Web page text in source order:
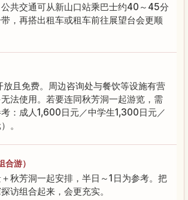
共交通可从新山口站乘巴士约40～45分
，再搭出租车或租车前往展望台会更顺
且免费。周边咨询处与餐饮等设施有营
法使用。若要连同秋芳洞一起游览，需
：成人1,600日元／中学生1,300日元／
。
游）
秋芳洞一起安排，半日～1日为参考。把
访组合起来，会更充实。